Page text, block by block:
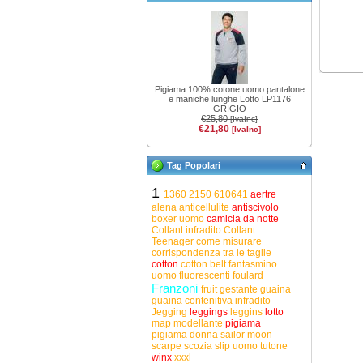
Pigiama 100% cotone uomo pantalone
e maniche lunghe Lotto LP1176
GRIGIO
€25,80[IvaInc]
€21,80 [IvaInc]
Tag Popolari
1 1360 2150 610641 aertre
alena anticellulite antiscivolo
boxer uomo camicia da notte
Collant infradito Collant
Teenager come misurare
corrispondenza tra le taglie
cotton cotton beltfantasmino
uomo fluorescenti foulard
Franzoni fruitgestante guaina
guaina contenitiva infradito
Jegging leggings leggins lotto
map modellante pigiama
pigiama donna sailor moon
scarpe scozia slip uomo tutone
winx xxxl